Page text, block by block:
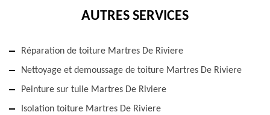
AUTRES SERVICES
Réparation de toiture Martres De Riviere
Nettoyage et demoussage de toiture Martres De Riviere
Peinture sur tuile Martres De Riviere
Isolation toiture Martres De Riviere